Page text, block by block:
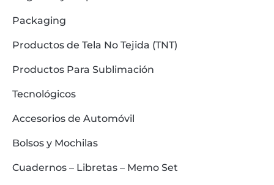
Packaging
Productos de Tela No Tejida (TNT)
Productos Para Sublimación
Tecnológicos
Accesorios de Automóvil
Bolsos y Mochilas
Cuadernos – Libretas – Memo Set